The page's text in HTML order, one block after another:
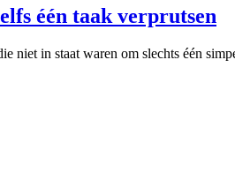
één taak verprutsen
niet in staat waren om slechts één